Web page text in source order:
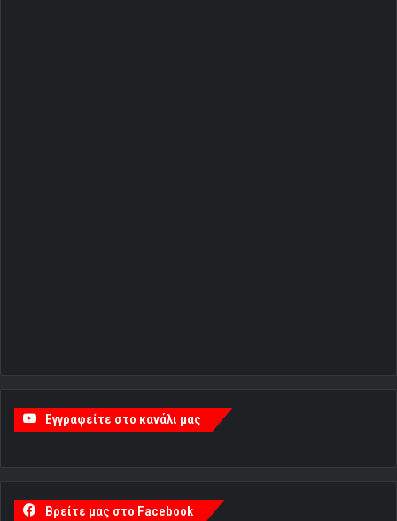
Εγγραφείτε στο κανάλι μας
Βρείτε μας στο Facebook